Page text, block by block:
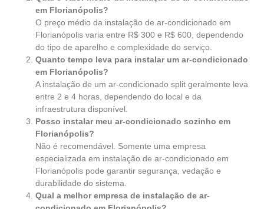
em Florianópolis?
O preço médio da instalação de ar-condicionado em
Florianópolis varia entre R$ 300 e R$ 600, dependendo
do tipo de aparelho e complexidade do serviço.
Quanto tempo leva para instalar um ar-condicionado
em Florianópolis?
A instalação de um ar-condicionado split geralmente leva
entre 2 e 4 horas, dependendo do local e da
infraestrutura disponível.
Posso instalar meu ar-condicionado sozinho em
Florianópolis?
Não é recomendável. Somente uma empresa
especializada em instalação de ar-condicionado em
Florianópolis pode garantir segurança, vedação e
durabilidade do sistema.
Qual a melhor empresa de instalação de ar-